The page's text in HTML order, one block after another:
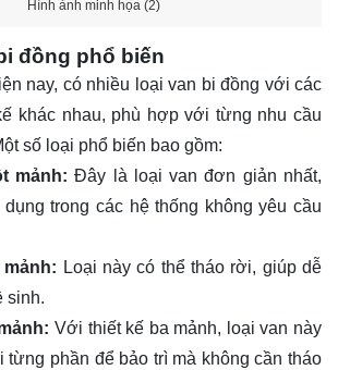
Hình ảnh minh họa (2)
đồng phổ biến
nay, có nhiều loại van bi đồng với các
khác nhau, phù hợp với từng nhu cầu
số loại phổ biến bao gồm:
mảnh: Đây là loại van đơn giản nhất,
trong các hệ thống không yêu cầu
Loại này có thể tháo rời, giúp dễ
sinh.
Với thiết kế ba mảnh, loại van này
từng phần để bảo trì mà không cần tháo